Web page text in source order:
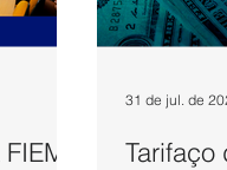
Tarifaço
31 de jul. de